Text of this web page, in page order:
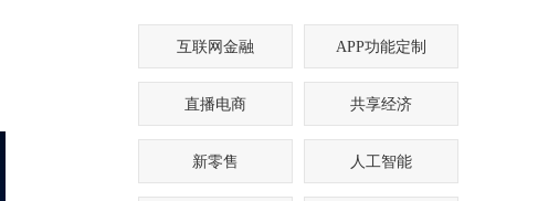
开发是否要多做营销功
互联网金融 APP功能定制
直播电商 共享经济
新零售 人工智能